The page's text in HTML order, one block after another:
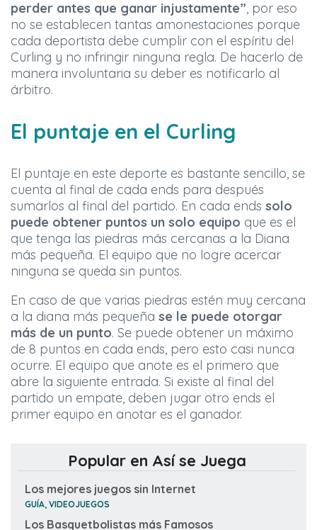
perder antes que ganar injustamente”, por eso
no se establecen tantas amonestaciones porque
cada deportista debe cumplir con el espíritu del
Curling y no infringir ninguna regla. De hacerlo de
manera involuntaria su deber es notificarlo al
árbitro.
El puntaje en el Curling
El puntaje en este deporte es bastante sencillo, se
cuenta al final de cada ends para después
sumarlos al final del partido. En cada ends solo
puede obtener puntos un solo equipo que es el
que tenga las piedras más cercanas a la Diana
más pequeña. El equipo que no logre acercar
ninguna se queda sin puntos.
En caso de que varias piedras estén muy cercana
a la diana más pequeña se le puede otorgar
más de un punto. Se puede obtener un máximo
de 8 puntos en cada ends, pero esto casi nunca
ocurre. El equipo que anote es el primero que
abre la siguiente entrada. Si existe al final del
partido un empate, deben jugar otro ends el
primer equipo en anotar es el ganador.
Popular en Así se Juega
Los mejores juegos sin Internet
GUÍA, VIDEOJUEGOS
Los Basquetbolistas más Famosos